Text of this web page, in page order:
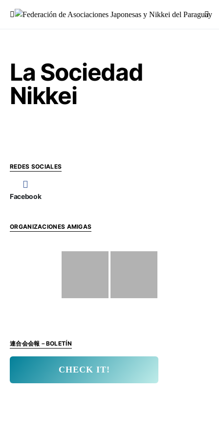
Buscar:
La Sociedad
Nikkei
REDES SOCIALES
Facebook
ORGANIZACIONES AMIGAS
連合会会報－BOLETÍN
CHECK IT!